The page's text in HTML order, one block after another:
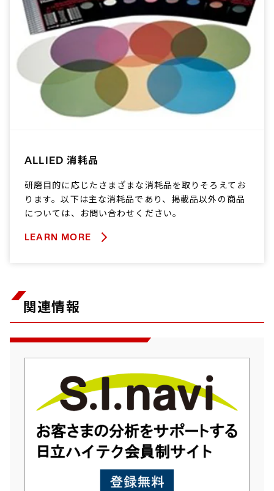
ALLIED 消耗品
研磨目的に応じたさまざまな消耗品を取りそろえてお
ります。以下は主な消耗品であり、掲載品以外の商品
については、お問い合わせください。
LEARN MORE
関連情報